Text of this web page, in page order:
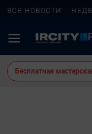
ВСЕ НОВОСТИ
Бесплатная